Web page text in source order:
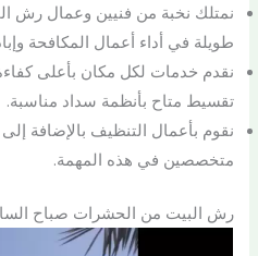
نمتلك نخبة من فنيين وعمال رش
طويلة في أداء أعمال المكافحة
نقدم خدمات لكل مكان بأعلى
تقسيط متاح بأنظمة سداد مناسبة.
نقوم بأعمال التنظيف بالإضافة
متخصصين في هذه المهمة.
رش البيت من الحشرات صباح